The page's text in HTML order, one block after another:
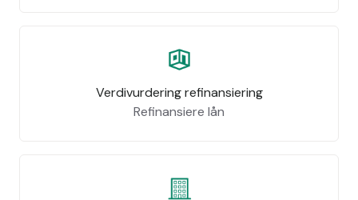
Verdivurdering refinansiering
Refinansiere lån